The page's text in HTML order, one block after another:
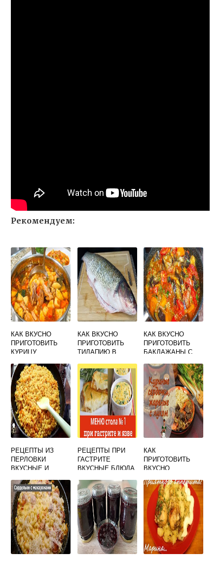
Рекомендуем:
КАК ВКУСНО
ПРИГОТОВИТЬ
КУРИЦУ
КАК ВКУСНО
ПРИГОТОВИТЬ
ТИЛАПИЮ В
ПОМИДОРОМ И
СЫРОМ
КАК ВКУСНО
ПРИГОТОВИТЬ
БАКЛАЖАНЫ С
ДУХОВКЕ
РЕЦЕПТЫ ИЗ
ПЕРЛОВКИ
ВКУСНЫЕ И
РЕЦЕПТЫ ПРИ
ГАСТРИТЕ
ВКУСНЫЕ БЛЮДА
КАК
ПРИГОТОВИТЬ
ВКУСНО
КУРИНЫЕ НА
СКОВОРОДЕ С
ЛУКОМ И
МОРКОВЬЮ